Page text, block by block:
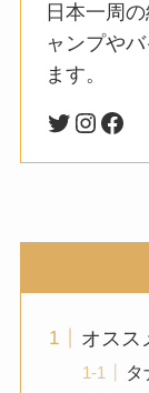
日本一周
ャンプや
ます。
オスス
タ